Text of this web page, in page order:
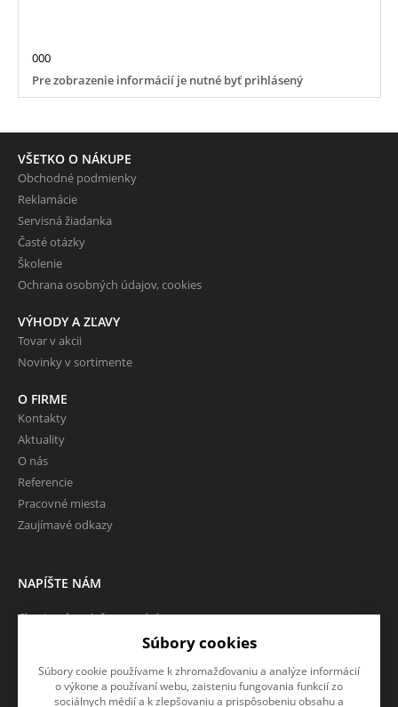
000
Pre zobrazenie informácií je nutné byť prihlásený
VŠETKO O NÁKUPE
Obchodné podmienky
Reklamácie
Servisná žiadanka
Časté otázky
Školenie
Ochrana osobných údajov, cookies
VÝHODY A ZĽAVY
Tovar v akcii
Novinky v sortimente
O FIRME
Kontakty
Aktuality
O nás
Referencie
Pracovné miesta
Zaujímavé odkazy
NAPÍŠTE NÁM
Chcete nám niečo povedať o
shope? Neváhajte napísať.
CHCEM NAPÍSAŤ SPRÁVU
Súbory cookies
Súbory cookie používame k zhromažďovaniu a analýze informácií
o výkone a používaní webu, zaisteniu fungovania funkcií zo
sociálnych médií a k zlepšovaniu a prispôsobeniu obsahu a